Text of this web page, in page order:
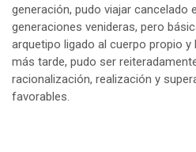
generación, pudo viajar cancelado
generaciones venideras, pero
arquetipo ligado al cuerpo propio y
más tarde, pudo ser
racionalización, realización y
favorables.